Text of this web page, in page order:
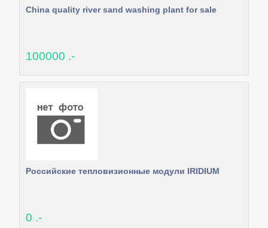
China quality river sand washing plant for sale
100000 .-
Российские тепловизионные модули IRIDIUM
0 .-